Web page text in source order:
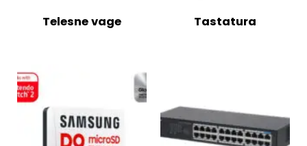
Telesne vage Tastatura